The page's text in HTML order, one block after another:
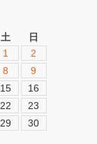
土
日
1
2
8
9
15
16
22
23
29
30